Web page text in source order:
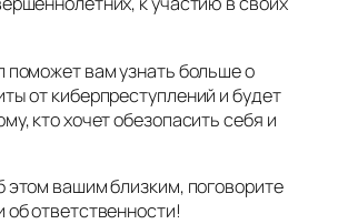
поможет вам узнать больше о
от киберпреступлений и будет
кто хочет обезопасить себя и
этом вашим близким, поговорите
ответственности!